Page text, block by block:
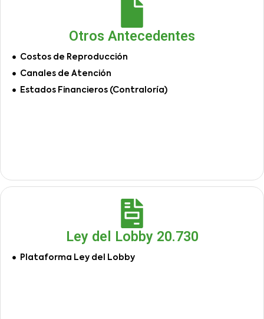
Otros Antecedentes
Costos de Reproducción
Canales de Atención
Estados Financieros (Contraloría)
Ley del Lobby 20.730
Plataforma Ley del Lobby